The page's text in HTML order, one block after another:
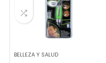
BELLEZA Y SALUD